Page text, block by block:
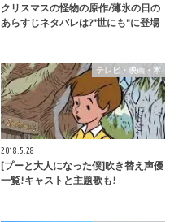
クリスマスの怪物の原作/薄氷の日の
あらすじネタバレは?"世にも"に登場
テレビ・映画・本
2018.5.28
[プーと大人になった僕]吹き替え声優
一覧!キャストと主題歌も!